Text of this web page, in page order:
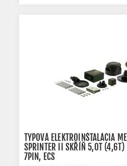
TYPOVÁ ELEKTROINŠTALÁCIA
SPRINTER II SKŘÍŇ 5,0T
7PIN, ECS